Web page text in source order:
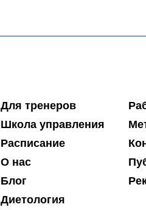
Для тренеров
Школа управления
Расписание
О нас
Блог
Диетология